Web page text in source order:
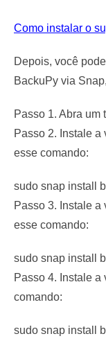
Como instalar o
Depois, você
BackuPy via
Passo 1. Abra um
Passo 2. Instale a
esse comando:
sudo snap install
Passo 3. Instale
esse comando:
sudo snap install
Passo 4. Instale a
comando:
sudo snap install